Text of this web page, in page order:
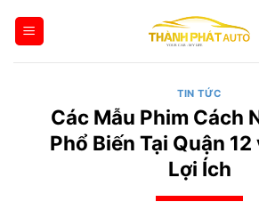
qua
TIN TỨC
Các Mẫu Phim Cách
Phổ Biến Tại Quận
Lợi Ích